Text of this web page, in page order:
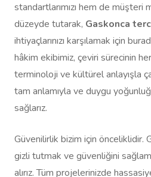
standartlarımızı hem de müşteri
düzeyde tutarak, Gaskonca
ihtiyaçlarınızı karşılamak için
hâkim ekibimiz, çeviri sürecinin
terminoloji ve kültürel anlayışla
tam anlamıyla ve duygu
sağlarız.
Güvenilirlik bizim için önceliklidir.
gizli tutmak ve güvenliğini
alırız. Tüm projelerinizde